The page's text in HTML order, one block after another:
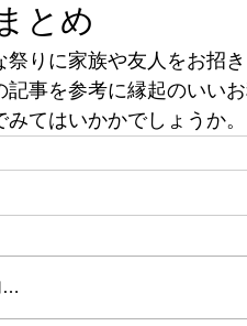
まとめ
祭りに家族や友人をお招
記事を参考に縁起のいい
みてはいかかでしょうか。
…